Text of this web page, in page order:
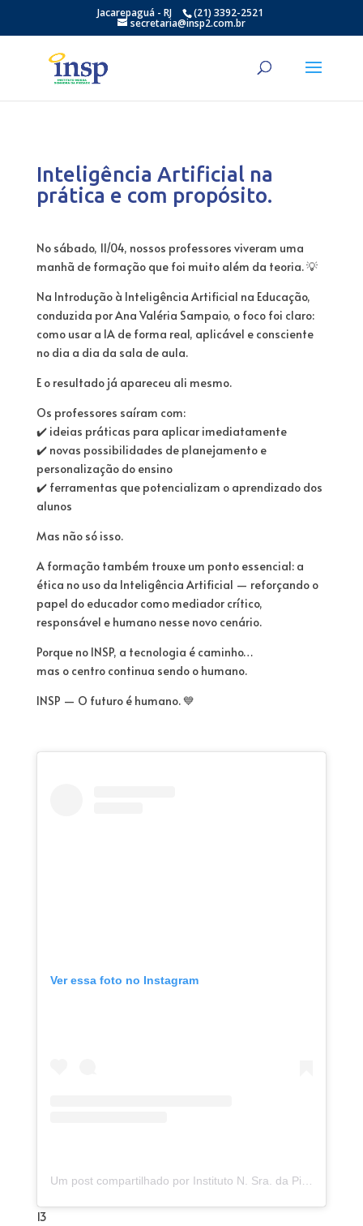
Jacarepaguá - RJ (21) 3392-2521
secretaria@insp2.com.br
Inteligência Artificial na
prática e com propósito.
No sábado, 11/04, nossos professores viveram uma
manhã de formação que foi muito além da teoria. 💡
Na Introdução à Inteligência Artificial na Educação,
conduzida por Ana Valéria Sampaio, o foco foi claro:
como usar a IA de forma real, aplicável e consciente
no dia a dia da sala de aula.
E o resultado já apareceu ali mesmo.
Os professores saíram com:
✔️ ideias práticas para aplicar imediatamente
✔️ novas possibilidades de planejamento e
personalização do ensino
✔️ ferramentas que potencializam o aprendizado dos
alunos
Mas não só isso.
A formação também trouxe um ponto essencial: a
ética no uso da Inteligência Artificial — reforçando o
papel do educador como mediador crítico,
responsável e humano nesse novo cenário.
Porque no INSP, a tecnologia é caminho…
mas o centro continua sendo o humano.
INSP — O futuro é humano. 💙
Ver essa foto no Instagram
13